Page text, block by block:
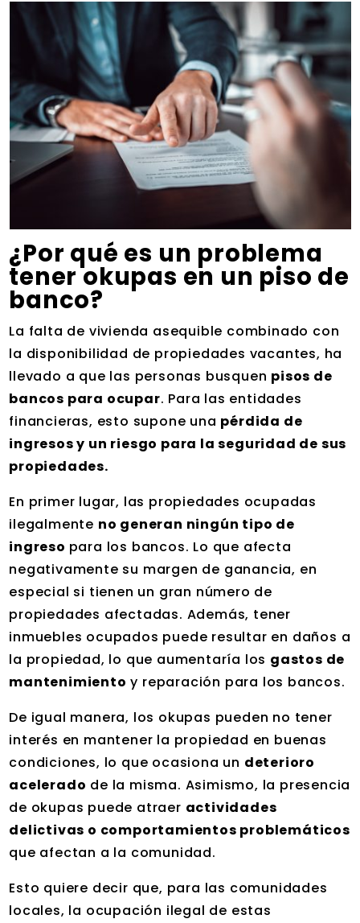
¿Por qué es un problema
tener okupas en un piso de
banco?
La falta de vivienda asequible combinado con
la disponibilidad de propiedades vacantes, ha
llevado a que las personas busquen pisos de
bancos para ocupar. Para las entidades
financieras, esto supone una pérdida de
ingresos y un riesgo para la seguridad de sus
propiedades.
En primer lugar, las propiedades ocupadas
ilegalmente no generan ningún tipo de
ingreso para los bancos. Lo que afecta
negativamente su margen de ganancia, en
especial si tienen un gran número de
propiedades afectadas. Además, tener
inmuebles ocupados puede resultar en daños a
la propiedad, lo que aumentaría los gastos de
mantenimiento y reparación para los bancos.
De igual manera, los okupas pueden no tener
interés en mantener la propiedad en buenas
condiciones, lo que ocasiona un deterioro
acelerado de la misma. Asimismo, la presencia
de okupas puede atraer actividades
delictivas o comportamientos problemáticos
que afectan a la comunidad.
Esto quiere decir que, para las comunidades
locales, la ocupación ilegal de estas